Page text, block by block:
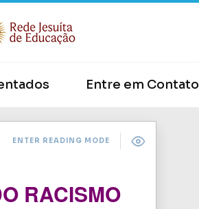
Entre em Contato
ENTER READING MODE
RACISMO